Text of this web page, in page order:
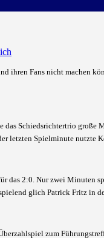
ihren Fans nicht machen
Schiedsrichtertrio
letzten Spielminute nutzte
2:0. Nur zwei Minuten
glich Patrick Fritz in
zum